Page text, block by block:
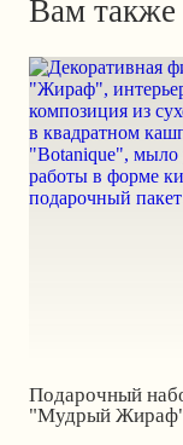
Вам также
Подарочный
"Мудрый